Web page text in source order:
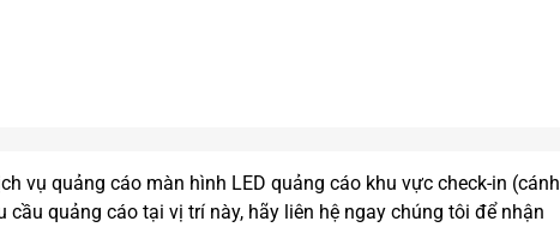
vụ quảng cáo màn hình LED quảng cáo khu vực check-in (cánh
cầu quảng cáo tại vị trí này, hãy liên hệ ngay chúng tôi để nhận